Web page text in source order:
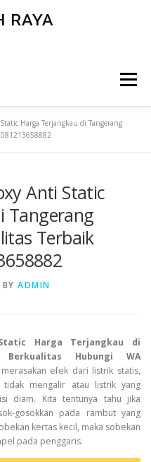
RAYA
Menu
Harga Terjangkau di Tangerang
Anti Static
Tangerang
Terbaik
BY ADMIN
Harga Terjangkau di
Hubungi WA
efek dari listrik statis,
mengalir atau listrik yang
diam. Kita tentunya tahu jika
gosokkan pada rambut yang
kertas kecil, maka sobekan
pada penggaris.